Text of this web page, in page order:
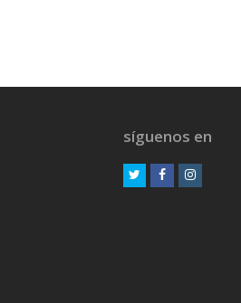
síguenos en
TwitterFacebookInstagram